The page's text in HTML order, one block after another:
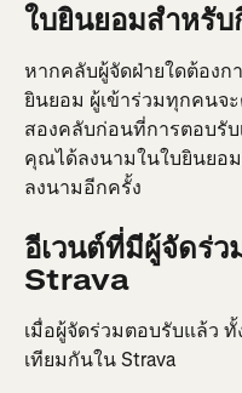
ใบยินยอมสำหรั
หากคลับผู้จัดฝ่ายใดต้องก
ยินยอม ผู้เข้าร่วมทุกคนจ
สองคลับก่อนที่การตอบรั
คุณได้ลงนามในใบยินยอ
ลงนามอีกครั้ง
อีเวนต์ที่มีผู้จัดร่ว
Strava
เมื่อผู้จัดร่วมตอบรับแล้ว
เทียมกันใน Strava